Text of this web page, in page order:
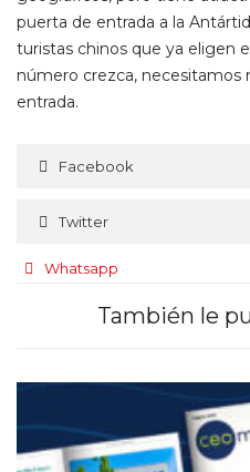
puerta de entrada a la
turistas chinos que ya eligen
número crezca, necesitamos
entrada.
Facebook
Twitter
Whatsapp
También le